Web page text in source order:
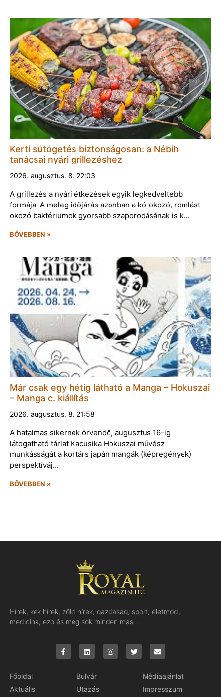
Kerti sütögetés biztonságosan: a Nébih
tanácsai nyári grillezéshez
2026. augusztus. 8. 22:03
A grillezés a nyári étkezések egyik legkedveltebb
formája. A meleg időjárás azonban a kórokozó, romlást
okozó baktériumok gyorsabb szaporodásának is k…
BŐVEBBEN »
Már csak egy hétig látható a Manga – Hokuszai
– Manga c. kiállítás
2026. augusztus. 8. 21:58
A hatalmas sikernek örvendő, augusztus 16-ig
látogatható tárlat Kacusika Hokuszai művész
munkásságát a kortárs japán mangák (képregények)
perspektíváj…
BŐVEBBEN »
Hírek, kék hírek, zöld hírek, gazdaság, sport, életmód,
medicina, ezo és még sok minden más…
Főoldal
Aktuális
Bulvár
Utazás
Médiaajánlat
Impresszum